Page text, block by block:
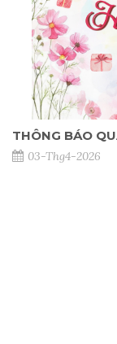
03-Thg4-2026